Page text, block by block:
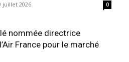
juillet 2026 0
nommée directrice
France pour le marché